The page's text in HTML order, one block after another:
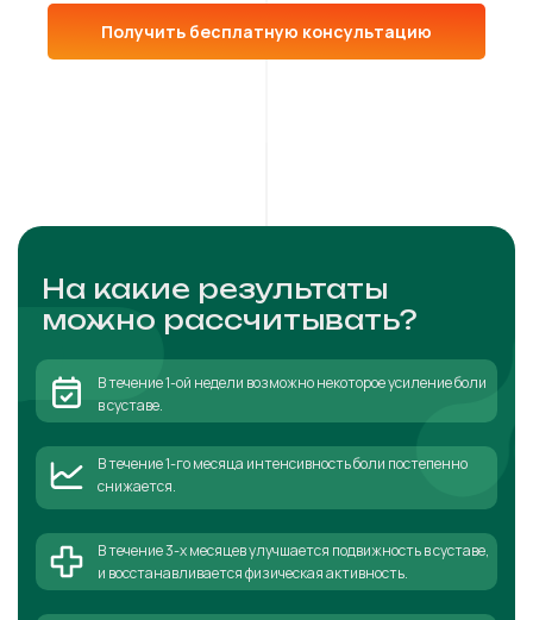
Получить бесплатную консультацию
На какие результаты
можно рассчитывать?
В течение 1-ой недели возможно некоторое усиление боли
в суставе.
В течение 1-го месяца интенсивность боли постепенно
снижается.
В течение 3-х месяцев улучшается подвижность в суставе,
и восстанавливается физическая активность.